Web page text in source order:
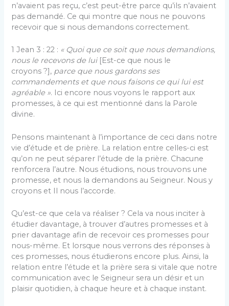
n’avaient pas reçu, c’est peut-être parce qu’ils n’avaient
pas demandé. Ce qui montre que nous ne pouvons
recevoir que si nous demandons correctement.
1 Jean 3 : 22 : « Quoi que ce soit que nous demandions,
nous le recevons de lui [Est-ce que nous le
croyons ?], parce que nous gardons ses
commandements et que nous faisons ce qui lui est
agréable ». Ici encore nous voyons le rapport aux
promesses, à ce qui est mentionné dans la Parole
divine.
Pensons maintenant à l’importance de ceci dans notre
vie d’étude et de prière. La relation entre celles-ci est
qu’on ne peut séparer l’étude de la prière. Chacune
renforcera l’autre. Nous étudions, nous trouvons une
promesse, et nous la demandons au Seigneur. Nous y
croyons et Il nous l’accorde.
Qu’est-ce que cela va réaliser ? Cela va nous inciter à
étudier davantage, à trouver d’autres promesses et à
prier davantage afin de recevoir ces promesses pour
nous-même. Et lorsque nous verrons des réponses à
ces promesses, nous étudierons encore plus. Ainsi, la
relation entre l’étude et la prière sera si vitale que notre
communication avec le Seigneur sera un désir et un
plaisir quotidien, à chaque heure et à chaque instant.